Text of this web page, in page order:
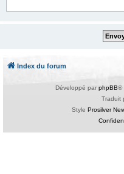
Index du forum
Développé par phpBB®
Traduit
Style Prosilver